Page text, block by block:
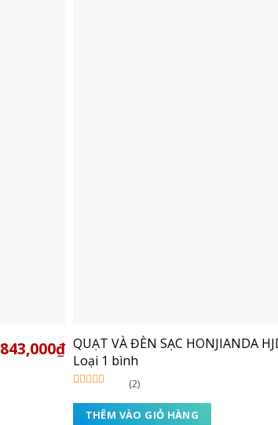
843,000₫ QUẠT VÀ ĐÈN SẠC HONJIANDA
Loại 1 bình
hạng5.005
sao
(2)
THÊM VÀO GIỎ HÀNG